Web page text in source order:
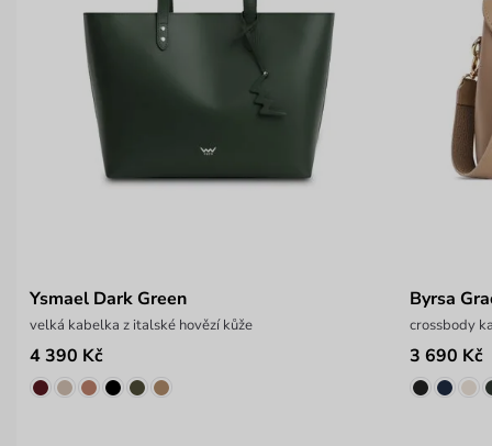
Ysmael Dark Green
velká kabelka z italské hovězí kůže
4 390 Kč
Byrsa
crossbody
3 690 Kč